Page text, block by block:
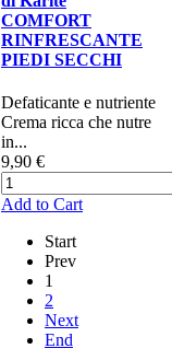
COMFORT
RINFRESCANTE
PIEDI SECCHI
Defaticante e nutriente
Crema ricca che nutre
in...
9,90 €
Add to Cart
Start
Prev
1
2
Next
End